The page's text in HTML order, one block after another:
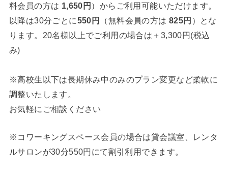
料会員の方は 1,650円 ）からご利用可能いただけます。
以降は30分ごとに550円 （無料会員の方は 825円 ）とな
ります。20名様以上でご利用の場合は＋3,300円(税込
み)
※高校生以下は長期休み中のみのプラン変更など柔軟に
調整いたします。
お気軽にご相談ください
※コワーキングスペース会員の場合は貸会議室、レンタ
ルサロンが30分550円にて割引利用できます。